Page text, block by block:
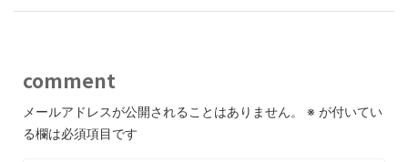
comment
メールアドレスが公開されることはありません。 ※ が付いてい
る欄は必須項目です